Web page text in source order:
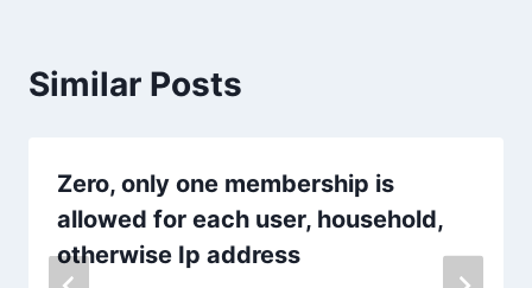
Similar Posts
Zero, only one membership is
allowed for each user, household,
otherwise Ip address